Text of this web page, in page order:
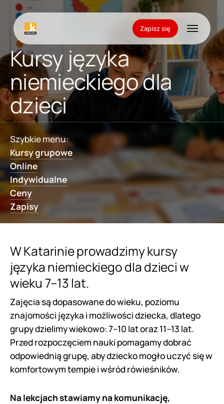
Skip
main
content
Zapisz się Menu
Kursy języka
niemieckiego dla
dzieci
Szybkie menu:
Kursy grupowe
Online
Indywidualne
Ceny
Zapisy
W Katarinie prowadzimy kursy
języka niemieckiego dla dzieci w
wieku 7–13 lat.
Zajęcia są dopasowane do wieku, poziomu
znajomości języka i możliwości dziecka, dlatego
grupy dzielimy wiekowo: 7–10 lat oraz 11–13 lat.
Przed rozpoczęciem nauki pomagamy dobrać
odpowiednią grupę, aby dziecko mogło uczyć się w
komfortowym tempie i wśród rówieśników.
Na lekcjach stawiamy na komunikację,